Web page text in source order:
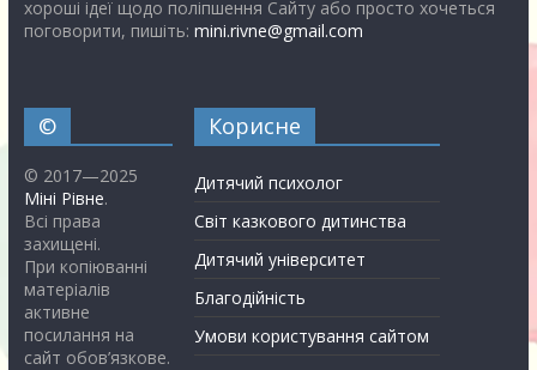
хороші ідеї щодо поліпшення Сайту або просто хочеться
поговорити, пишіть: mini.rivne@gmail.com
©
© 2017—2025
Міні Рівне.
Всі права
захищені.
При копіюванні
матеріалів
активне
посилання на
сайт обов’язкове.
Корисне
Дитячий психолог
Світ казкового дитинства
Дитячий університет
Благодійність
Умови користування сайтом